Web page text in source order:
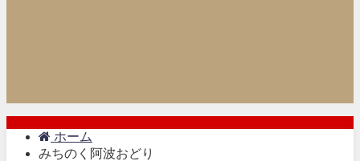
ホーム
みちのく阿波おどり